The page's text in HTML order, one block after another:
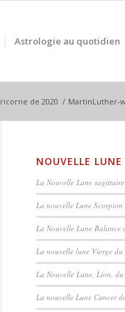
Astrologie au quotidien
de 2020 / MartinLuther-
NOUVELLE LUNE
La Nouvelle Lune
La nouvelle Lune
La Nouvelle Lune Balance
La nouvelle lune Vierge
La Nouvelle Lune, Lion,
La nouvelle Lune Cancer